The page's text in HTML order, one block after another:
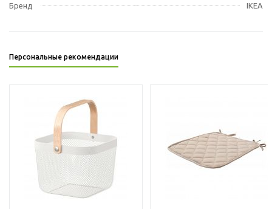
Бренд IKEA
Персональные рекомендации